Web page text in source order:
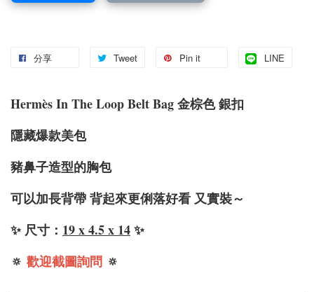
分享 Tweet Pin it LINE
Hermès In The Loop Belt Bag 金棕色 銀扣
隱藏爆款美包
豬鼻子造型的胸包
可以加長背帶 背起來更俐落好看 又實裝～
✨ 尺寸： 19 x 4.5 x 14✨
🔅 歡迎截圖詢問 🔅